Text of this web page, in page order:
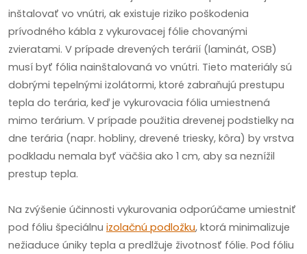
inštalovať vo vnútri, ak existuje riziko poškodenia
prívodného kábla z vykurovacej fólie chovanými
zvieratami. V prípade drevených terárií (laminát, OSB)
musí byť fólia nainštalovaná vo vnútri. Tieto materiály sú
dobrými tepelnými izolátormi, ktoré zabraňujú prestupu
tepla do terária, keď je vykurovacia fólia umiestnená
mimo terárium. V prípade použitia drevenej podstielky na
dne terária (napr. hobliny, drevené triesky, kôra) by vrstva
podkladu nemala byť väčšia ako 1 cm, aby sa neznížil
prestup tepla.
Na zvýšenie účinnosti vykurovania odporúčame umiestniť
pod fóliu špeciálnu izolačnú podložku, ktorá minimalizuje
nežiaduce úniky tepla a predlžuje životnosť fólie. Pod fóliu